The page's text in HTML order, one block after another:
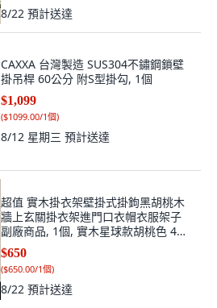
8/22 預計送達
CAXXA 台灣製造 SUS304不鏽鋼鎖壁
掛吊桿 60公分 附S型掛勾, 1個
$1,099
($1099.00/1個)
8/12 星期三 預計送達
超值 實木掛衣架壁掛式掛鉤黑胡桃木
牆上玄關掛衣架進門口衣帽衣服架子
副廠商品, 1個, 實木星球款胡桃色 4勾
帶打孔螺絲/免釘
$650
($650.00/1個)
8/22 預計送達